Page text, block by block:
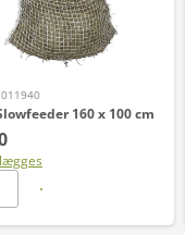
160 x 100 cm